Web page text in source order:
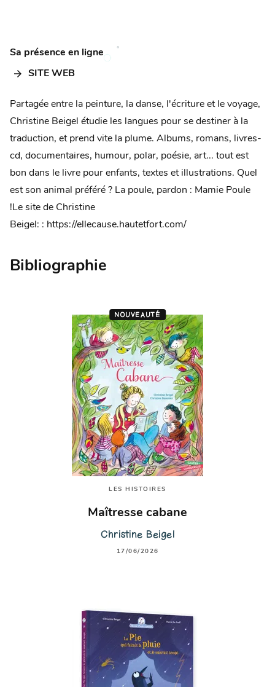
Partagée entre la peinture, la danse, l'écriture et le voyage,
Christine Beigel étudie les langues pour se destiner à la
traduction, et prend vite la plume. Albums, romans, livres-
cd, documentaires, humour, polar, poésie, art... tout est
bon dans le livre pour enfants, textes et illustrations. Quel
est son animal préféré ? La poule, pardon : Mamie Poule
!Le site de Christine
Beigel: : https://ellecause.hautetfort.com/
Sa présence en ligne
arrow_forward SITE WEB
Bibliographie
NOUVEAUTÉ
LES HISTOIRES
Maîtresse cabane
Christine Beigel
17/06/2026